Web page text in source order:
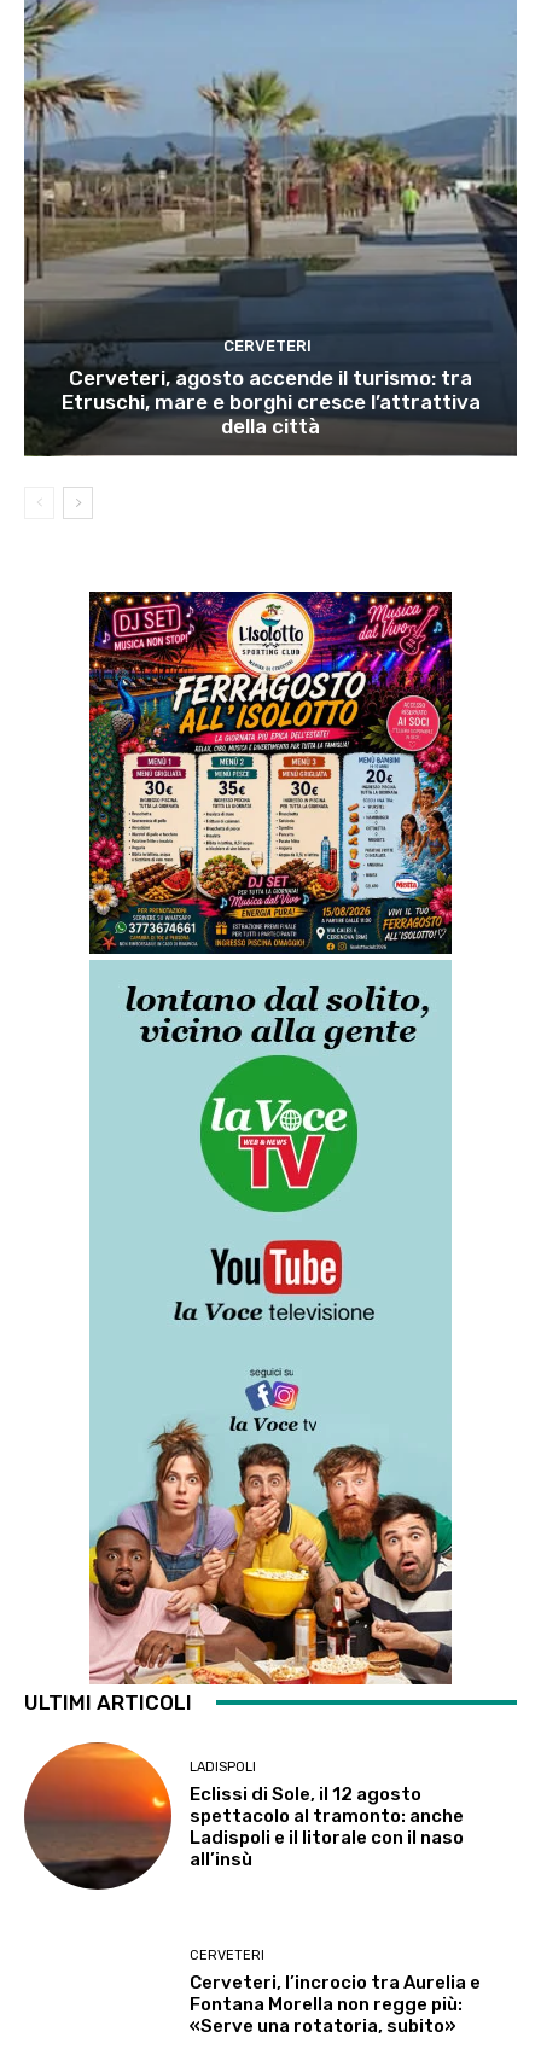
CERVETERI
Cerveteri, agosto accende il turismo: tra
Etruschi, mare e borghi cresce l’attrattiva
della città
ULTIMI ARTICOLI
LADISPOLI
Eclissi di Sole, il 12 agosto
spettacolo al tramonto: anche
Ladispoli e il litorale con il naso
all’insù
CERVETERI
Cerveteri, l’incrocio tra Aurelia e
Fontana Morella non regge più:
«Serve una rotatoria, subito»